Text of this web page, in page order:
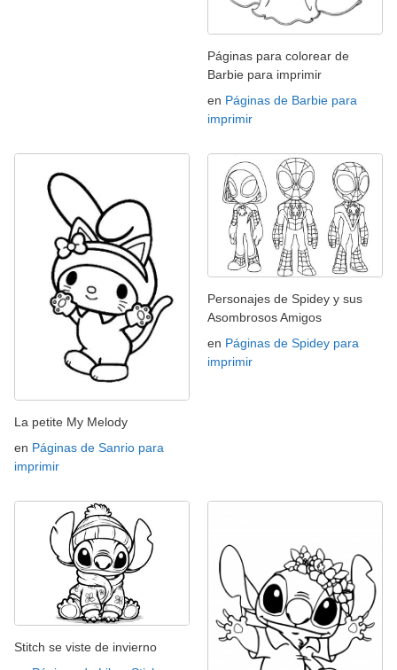
Páginas para colorear de
Barbie para imprimir
en Páginas de Barbie para
imprimir
La petite My Melody
en Páginas de Sanrio para
imprimir
Personajes de Spidey y sus
Asombrosos Amigos
en Páginas de Spidey para
imprimir
Stitch se viste de invierno